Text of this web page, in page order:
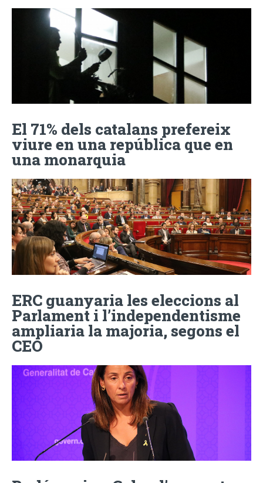
El 71% dels catalans prefereix
viure en una república que en
una monarquia
ERC guanyaria les eleccions al
Parlament i l’independentisme
ampliaria la majoria, segons el
CEO